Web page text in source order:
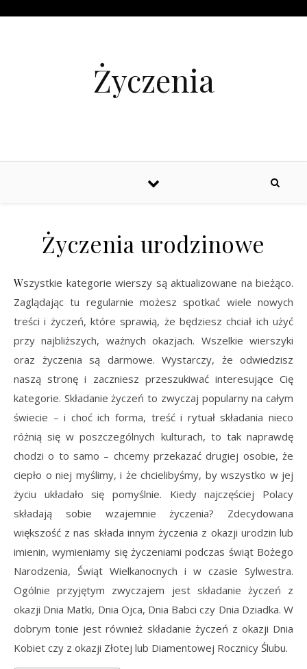
Życzenia
Życzenia urodzinowe
Wszystkie kategorie wierszy są aktualizowane na bieżąco.
Zaglądając tu regularnie możesz spotkać wiele nowych
treści i życzeń, które sprawią, że będziesz chciał ich użyć
przy najbliższych, ważnych okazjach. Wszelkie wierszyki
oraz życzenia są darmowe. Wystarczy, że odwiedzisz
naszą stronę i zaczniesz przeszukiwać interesujące Cię
kategorie. Składanie życzeń to zwyczaj popularny na całym
świecie – i choć ich forma, treść i rytuał składania nieco
różnią się w poszczególnych kulturach, to tak naprawdę
chodzi o to samo – chcemy przekazać drugiej osobie, że
ciepło o niej myślimy, i że chcielibyśmy, by wszystko w jej
życiu układało się pomyślnie. Kiedy najczęściej Polacy
składają sobie wzajemnie życzenia? Zdecydowana
większość z nas składa innym życzenia z okazji urodzin lub
imienin, wymieniamy się życzeniami podczas świąt Bożego
Narodzenia, Świąt Wielkanocnych i w czasie Sylwestra.
Ogólnie przyjętym zwyczajem jest składanie życzeń z
okazji Dnia Matki, Dnia Ojca, Dnia Babci czy Dnia Dziadka. W
dobrym tonie jest również składanie życzeń z okazji Dnia
Kobiet czy z okazji Złotej lub Diamentowej Rocznicy Ślubu.